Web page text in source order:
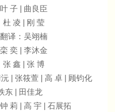
子 | 曲良臣
杜 凌 | 刚 莹
译：吴翊楠
奕 | 李沐金
张 鑫 | 张 博
| 张筱萱 | 高 卓 | 顾钧化
东 | 田佳龙
莉 | 高 宇 | 石展拓